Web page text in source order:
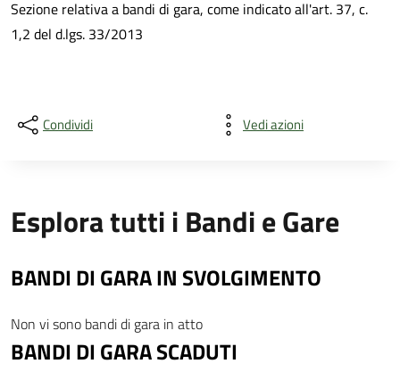
Sezione relativa a bandi di gara, come indicato all'art. 37, c.
1,2 del d.lgs. 33/2013
Condividi Vedi azioni
Esplora tutti i Bandi e Gare
BANDI DI GARA IN SVOLGIMENTO
Non vi sono bandi di gara in atto
BANDI DI GARA SCADUTI